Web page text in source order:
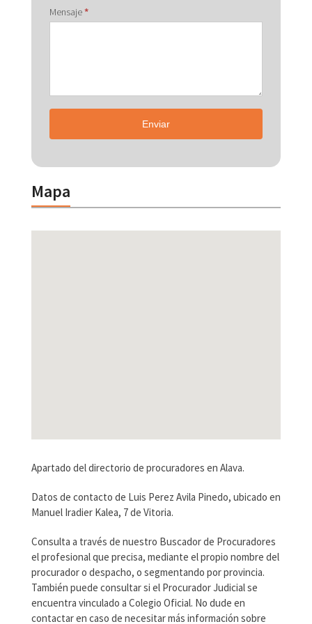
Mensaje*
Enviar
Mapa
Apartado del directorio de procuradores en Alava.
Datos de contacto de Luis Perez Avila Pinedo, ubicado en
Manuel Iradier Kalea, 7 de Vitoria.
Consulta a través de nuestro Buscador de Procuradores
el profesional que precisa, mediante el propio nombre del
procurador o despacho, o segmentando por provincia.
También puede consultar si el Procurador Judicial se
encuentra vinculado a Colegio Oficial. No dude en
contactar en caso de necesitar más información sobre